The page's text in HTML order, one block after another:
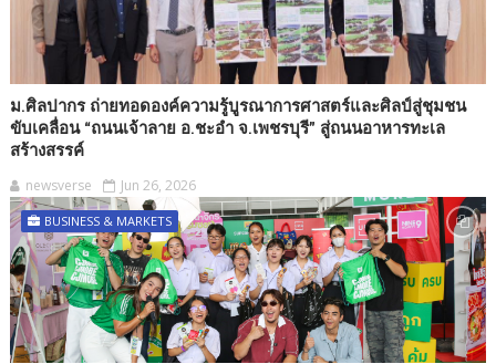
ม.ศิลปากร ถ่ายทอดองค์ความรู้บูรณาการศาสตร์และศิลป์สู่ชุมชน
ขับเคลื่อน “ถนนเจ้าลาย อ.ชะอำ จ.เพชรบุรี” สู่ถนนอาหารทะเล
สร้างสรรค์
newsverse Jun 26, 2026
BUSINESS & MARKETS